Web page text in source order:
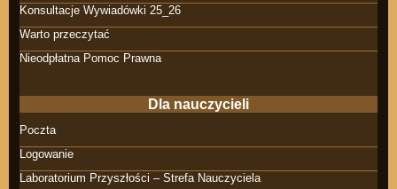
Konsultacje Wywiadówki 25_26
Warto przeczytać
Nieodpłatna Pomoc Prawna
Dla nauczycieli
Poczta
Logowanie
Laboratorium Przyszłości – Strefa Nauczyciela